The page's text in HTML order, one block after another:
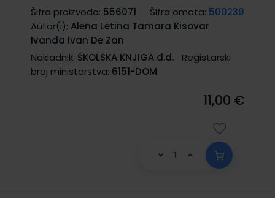
Šifra proizvoda: 556071 Šifra omota: 500239
Autor(i): Alena Letina Tamara Kisovar
Ivanda Ivan De Zan
Nakladnik: ŠKOLSKA KNJIGA d.d.
Registarski
broj ministarstva: 6151-DOM
11,00 €